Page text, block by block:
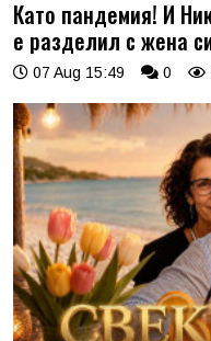
Като пандемия! И
е разделил с жена
07 Aug 15:49 0